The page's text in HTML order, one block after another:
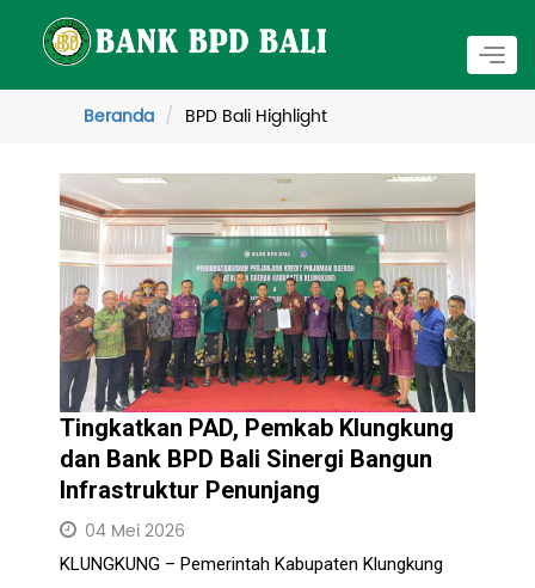
Beranda
BPD Bali Highlight
Tingkatkan PAD, Pemkab Klungkung
dan Bank BPD Bali Sinergi Bangun
Infrastruktur Penunjang
04 Mei 2026
KLUNGKUNG – Pemerintah Kabupaten Klungkung